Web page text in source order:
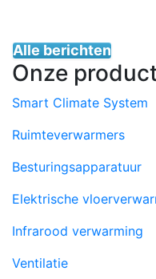
Alle berichten
Onze
Smart Climate System
Ruimteverwarmers
Besturingsapparatuur
Elektrische
Infrarood verwarming
Ventilatie